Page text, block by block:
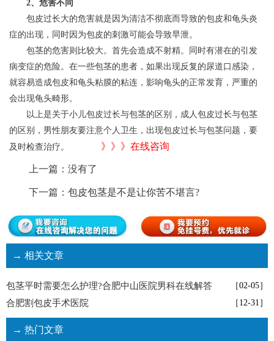
2、危害不同
包皮过长大的危害就是因为清洁不彻底而导致的包皮和龟头炎
症的出现，同时因为包皮的刺激可能会导致早泄。
包茎的危害则比较大。首先会造成不射精。同时有潜在的引发
病变症的危险。在一些包茎的患者，如果出现反复的尿道口感染，
就容易造成包皮和龟头粘膜的粘连，影响龟头的正常发育，严重的
会出现龟头畸形。
以上是关于小儿包皮过长与包茎的区别，成人包皮过长与包茎
的区别，男性朋友要注意个人卫生，出现包皮过长与包茎问题，要
及时检查治疗。 》》》在线咨询
上一篇：没有了
下一篇： 包皮包茎是不是让你苦不堪言?
→ 相关文章
［02-05］
包茎平时需要怎么护理?合肥中山医院男科在线解答
［12-31］
合肥割包皮手术医院
→ 热门文章